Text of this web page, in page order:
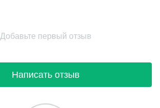
Добавьте первый отзыв
Написать отзыв